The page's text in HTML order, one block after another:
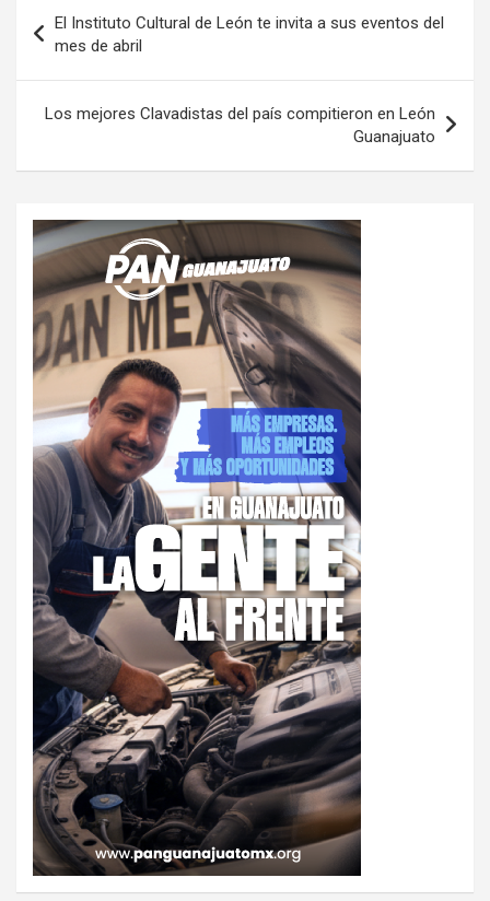
de
entradas
El Instituto Cultural de León te invita a sus eventos del
mes de abril
Los mejores Clavadistas del país compitieron en León
Guanajuato